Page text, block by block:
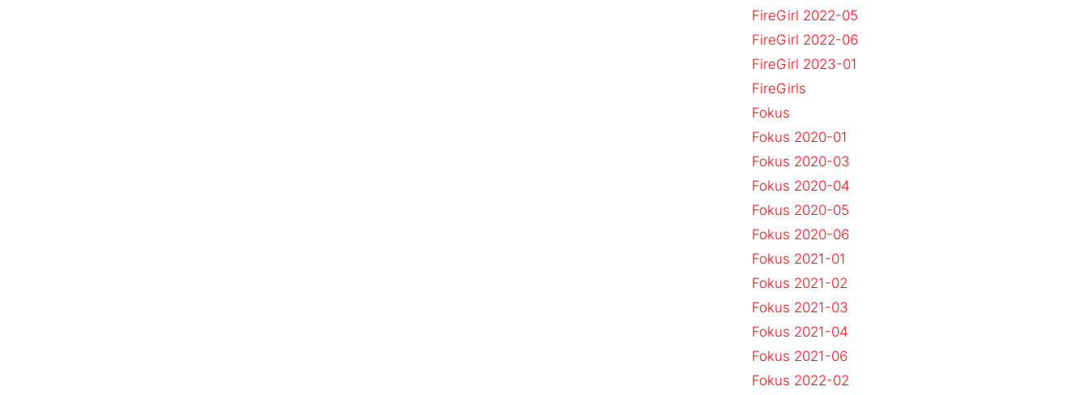
FireGirl 2022-05
FireGirl 2022-06
FireGirl 2023-01
FireGirls
Fokus
Fokus 2020-01
Fokus 2020-03
Fokus 2020-04
Fokus 2020-05
Fokus 2020-06
Fokus 2021-01
Fokus 2021-02
Fokus 2021-03
Fokus 2021-04
Fokus 2021-06
Fokus 2022-02